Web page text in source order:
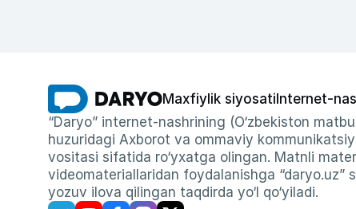
Maxfiylik siyosati Internet-
“Daryo” internet-nashrining (O‘zbekiston
huzuridagi Axborot va ommaviy
vositasi sifatida ro‘yxatga olingan. Matnli
videomateriallaridan foydalanishga “daryo.uz”
yozuv ilova qilingan taqdirda yo‘l qo‘yiladi.